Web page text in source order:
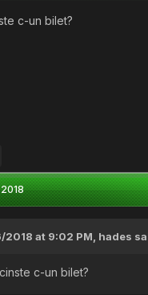
c-un bilet?
2018 at 9:02 PM, hades
c-un bilet?